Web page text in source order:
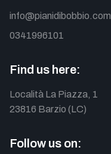
info@pianidibobbio.com
0341996101
Find us here:
Località La Piazza, 1
23816 Barzio (LC)
Follow us on: